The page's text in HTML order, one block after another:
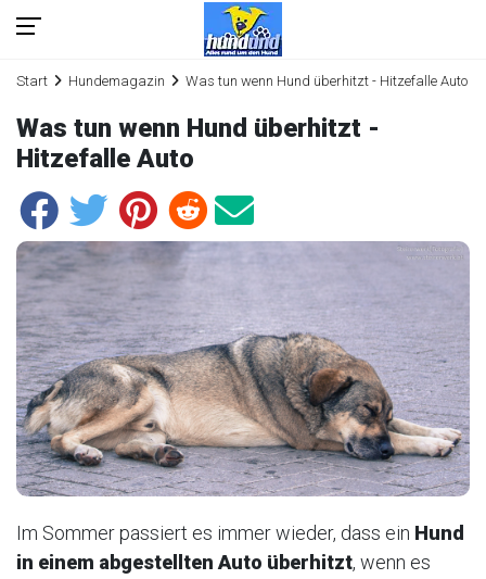
Start Hundemagazin Was tun wenn Hund überhitzt - Hitzefalle Auto
Was tun wenn Hund überhitzt -
Hitzefalle Auto
Im Sommer passiert es immer wieder, dass ein Hund
in einem abgestellten Auto überhitzt, wenn es